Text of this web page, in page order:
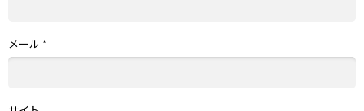
メール *